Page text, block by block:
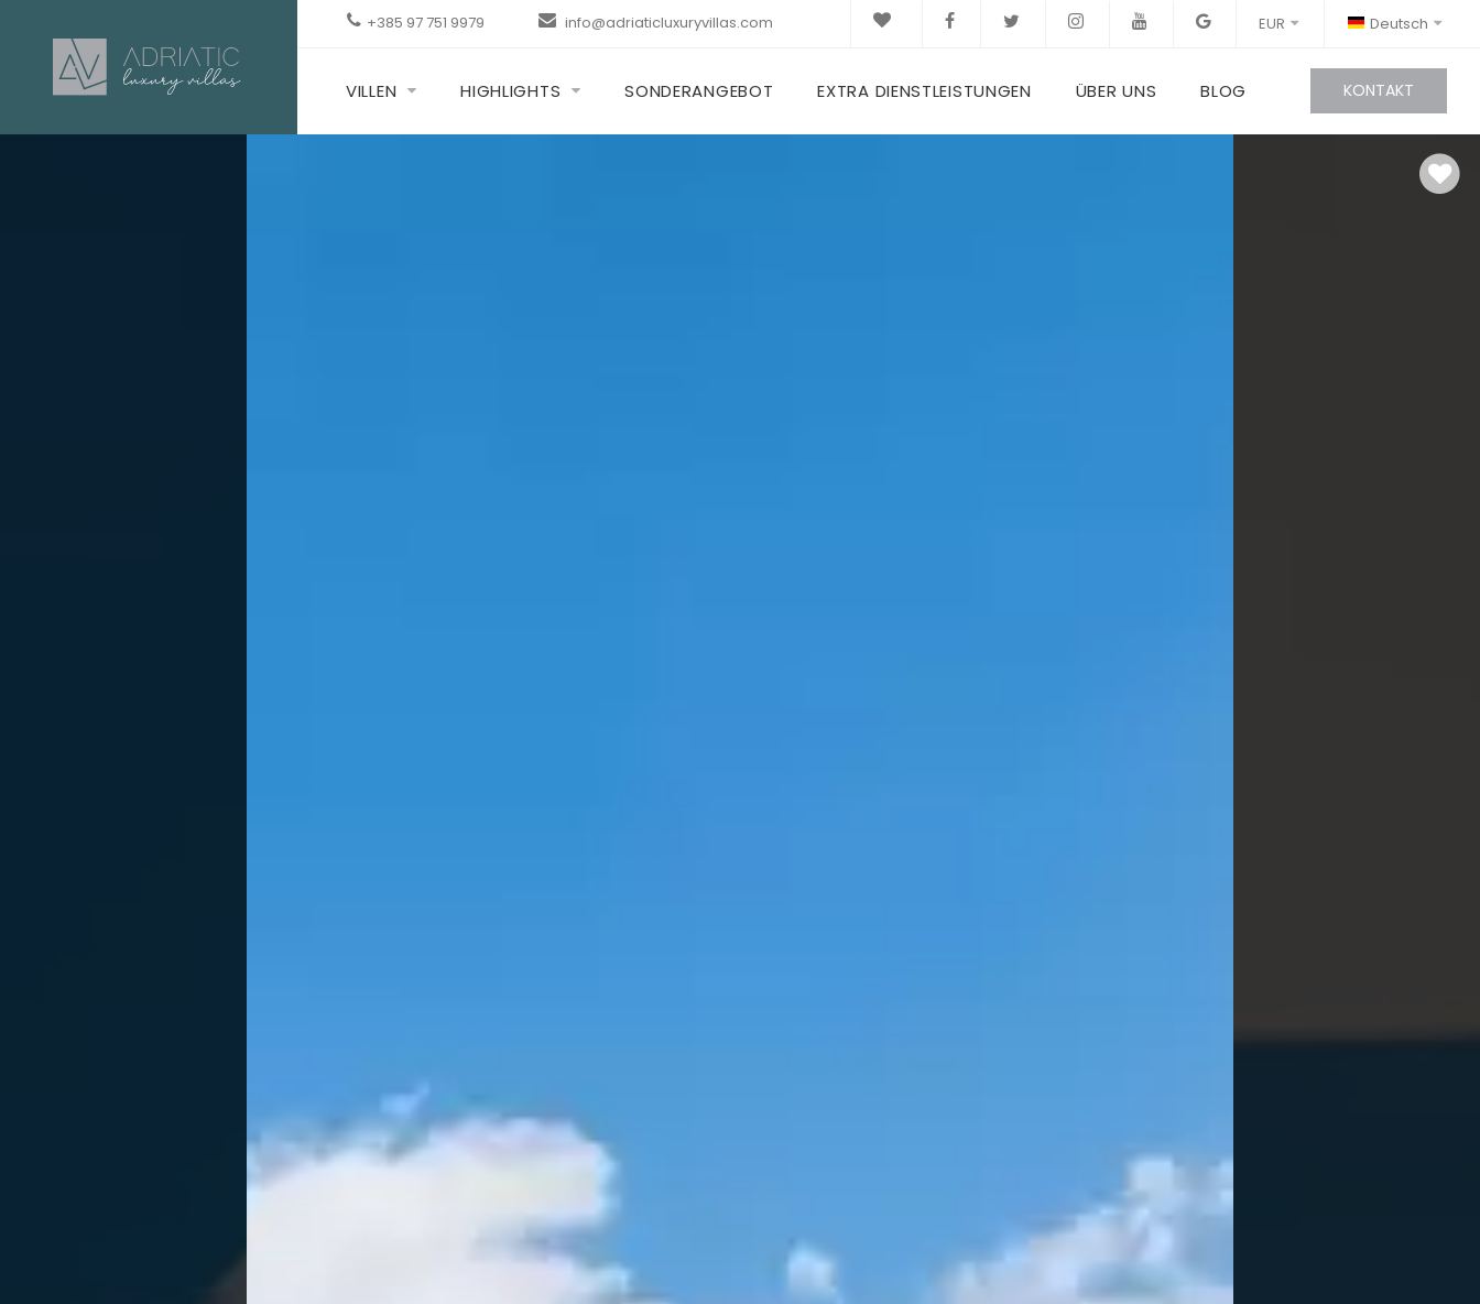
+385 97 751 9979 info@adriaticluxuryvillas.com EUR Deutsch
VILLEN HIGHLIGHTS SONDERANGEBOT EXTRA DIENSTLEISTUNGEN ÜBER UNS BLOG KONTAKT